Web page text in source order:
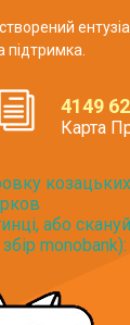
підтримка.
4149
Карта
козацьких
або скануй
monobank):